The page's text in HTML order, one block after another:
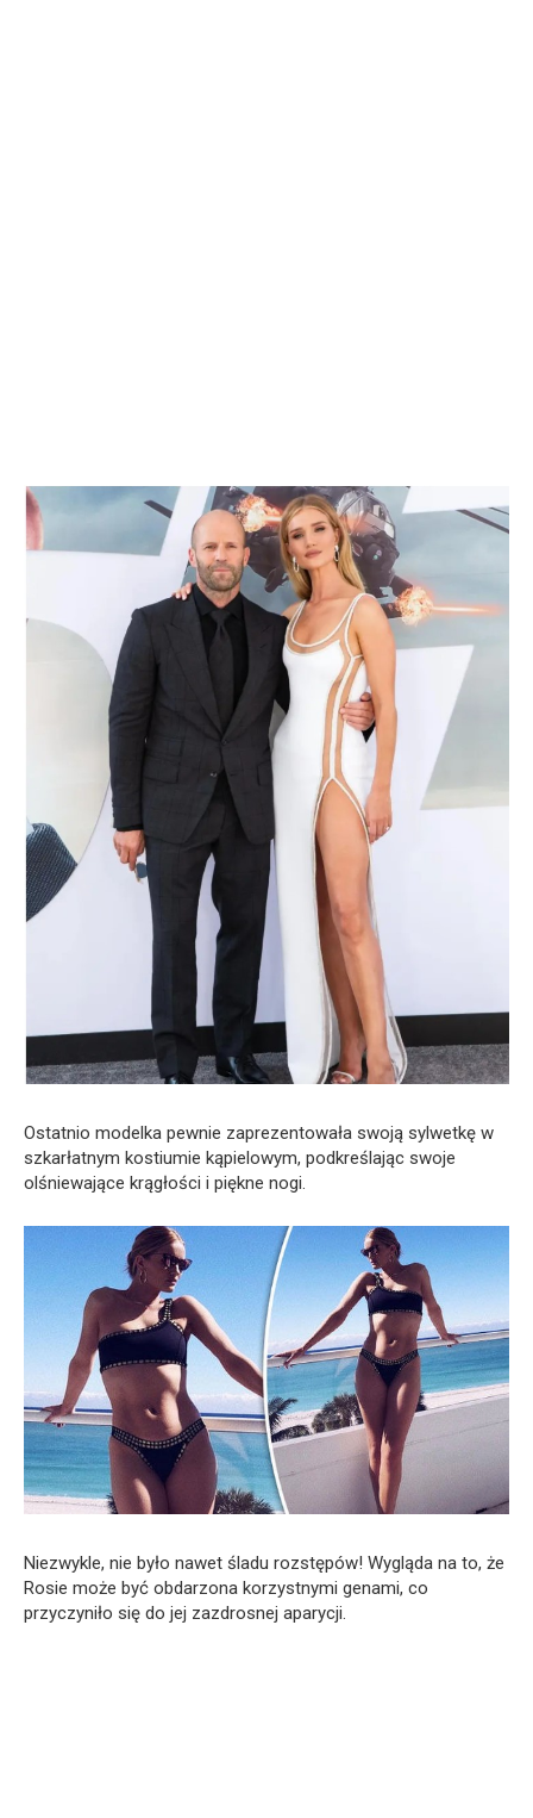
Ostatnio modelka pewnie zaprezentowała swoją sylwetkę w
szkarłatnym kostiumie kąpielowym, podkreślając swoje
olśniewające krągłości i piękne nogi.
Niezwykle, nie było nawet śladu rozstępów! Wygląda na to, że
Rosie może być obdarzona korzystnymi genami, co
przyczyniło się do jej zazdrosnej aparycji.